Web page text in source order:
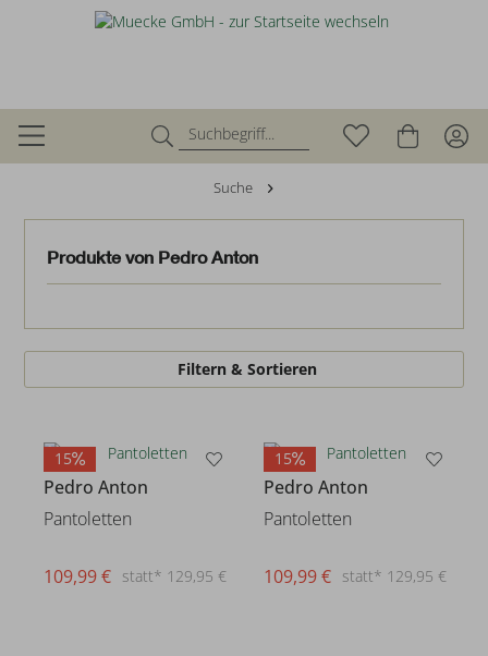
Suche
Produkte von Pedro Anton
Filtern & Sortieren
15
Pedro Anton
Pantoletten
statt* 129,95 €
109,99 €
15
Pedro Anton
Pantoletten
statt* 129,95 €
109,99 €